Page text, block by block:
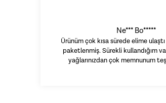
Ne*** Bo*****
Ürünüm çok kısa sürede elime
paketlenmiş. Sürekli kullandığım
yağlarınızdan çok memnunum